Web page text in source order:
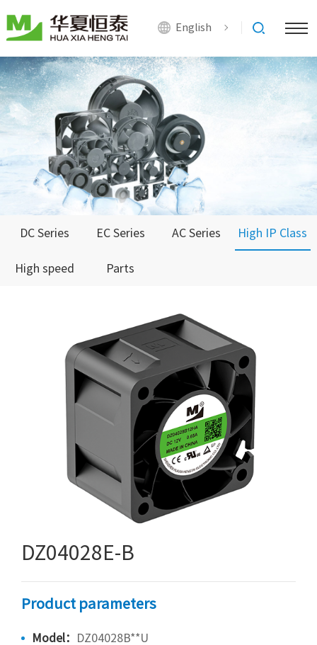
English
DC Series EC Series AC Series High IP Class
High speed Parts
DZ04028E-B
Product parameters
Model： DZ04028B**U